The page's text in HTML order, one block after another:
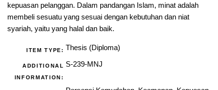
kepuasan pelanggan. Dalam pandangan Islam, minat adalah
membeli sesuatu yang sesuai dengan kebutuhan dan niat
syariah, yaitu yang halal dan baik.
ITEM TYPE: Thesis (Diploma)
ADDITIONAL
INFORMATION:
S-239-MNJ